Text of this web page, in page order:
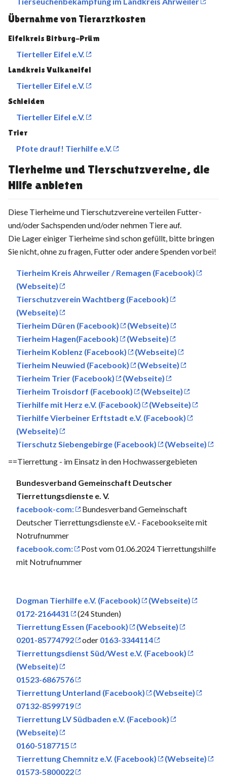
Übernahme von Tierarztkosten
Eifelkreis Bitburg-Prüm
Tierteller Eifel e.V.
Landkreis Vulkaneifel
Tierteller Eifel e.V.
Schleiden
Tierteller Eifel e.V.
Trier
Pfote drauf! Tierhilfe e.V.
Tierheime und Tierschutzvereine, die
Hilfe anbieten
Diese Tierheime und Tierschutzvereine verteilen Futter-
und/oder Sachspenden und/oder nehmen Tiere auf.
Die Lager einiger Tierheime sind schon gefüllt, bitte bringen
Sie nicht, ohne zu fragen, Futter oder andere Spenden vorbei!
Tierheim Kreis Ahrweiler / Remagen (Facebook)
(Webseite)
Tierschutzverein Wachtberg (Facebook)
(Webseite)
Tierheim Düren (Facebook)
(Webseite)
Tierheim Hagen(Facebook)
(Webseite)
Tierheim Koblenz (Facebook)
(Webseite)
Tierheim Neuwied (Facebook)
(Webseite)
Tierheim Trier (Facebook)
(Webseite)
Tierheim Troisdorf (Facebook)
(Webseite)
Tierhilfe mit Herz e.V. (Facebook)
(Webseite)
Tierhilfe Vierbeiner Erftstadt e.V. (Facebook)
(Webseite)
Tierschutz Siebengebirge (Facebook)
(Webseite)
==Tierrettung - im Einsatz in den Hochwassergebieten
Bundesverband Gemeinschaft Deutscher
Tierrettungsdienste e. V.
facebook-com:
Bundesverband Gemeinschaft
Deutscher Tierrettungsdienste e.V. - Facebookseite mit
Notrufnummer
facebook.com:
Post vom 01.06.2024 Tierrettungshilfe
mit Notrufnummer
Dogman Tierhilfe e.V. (Facebook)
(Webseite)
0172-2164431
(24 Stunden)
Tierrettung Essen (Facebook)
(Webseite)
0201-85774792
oder 0163-3344114
Tierrettungsdienst Süd/West e.V. (Facebook)
(Webseite)
01523-6867576
Tierrettung Unterland (Facebook)
(Webseite)
07132-8599719
Tierrettung LV Südbaden e.V. (Facebook)
(Webseite)
0160-5187715
Tierrettung Chemnitz e.V. (Facebook)
(Webseite)
01573-5800022